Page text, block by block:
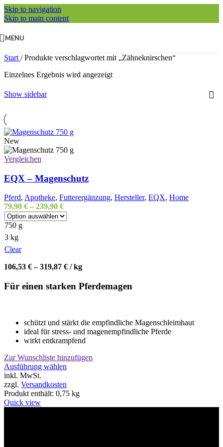
Skip to navigation
Skip to main content
MENU
Start / Produkte verschlagwortet mit „Zähneknirschen“
Einzelnes Ergebnis wird angezeigt
Show sidebar
New
Vergleichen
EQX – Magenschutz
Pferd, Apotheke, Futterergänzung, Hersteller, EQX, Home
79,90 € – 239,90 €
750 g
3 kg
Clear
106,53 €–319,87 € /kg
Für einen starken Pferdemagen
schützt und stärkt die empfindliche Magenschleimhaut
ideal für stress- und magenempfindliche Pferde
wirkt entkrampfend
Zur Wunschliste hinzufügen
Ausführung wählen
mehrere
inkl. MwSt.
zzgl. Versandkosten
Produkt enthält: 0,75 kg
Quick view